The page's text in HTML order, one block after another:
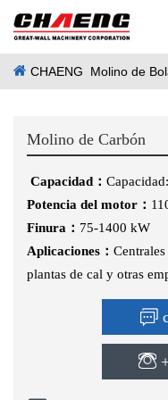
CHAENG Molino de
Molino de Carbón
Capacidad：
Potencia del motor：
Finura： 75-1400 kW
Aplicaciones：
plantas de cal y otras